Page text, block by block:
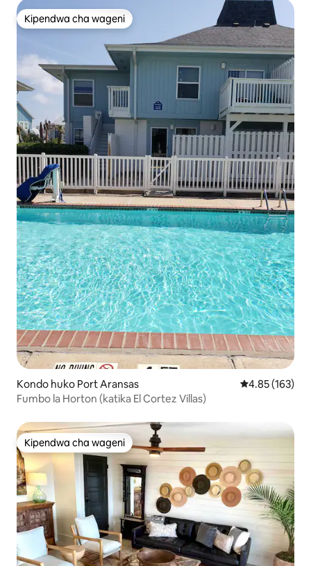
Kipendwa cha wageni
Kipendwa cha wageni
Kondo huko Port Aransas Ukadiriaji wa
4.85 (163)
Fumbo la Horton (katika El Cortez Villas)
Kipendwa cha wageni
Kipendwa cha wageni